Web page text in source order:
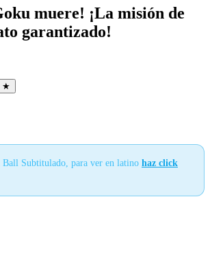
muere! ¡La misión de
garantizado!
★
Ball Subtitulado, para ver en latino haz click